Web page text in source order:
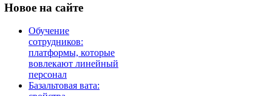
Новое на сайте
Обучение
сотрудников:
платформы, которые
вовлекают линейный
персонал
Базальтовая вата: